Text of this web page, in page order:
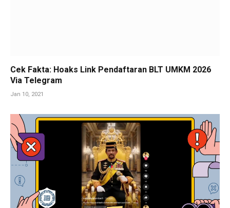
Cek Fakta: Hoaks Link Pendaftaran BLT UMKM 2026
Via Telegram
Jan 10, 2021